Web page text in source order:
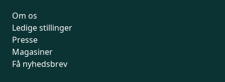
Om os
Ledige stillinger
Presse
Magasiner
Få nyhedsbrev